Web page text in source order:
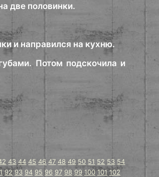
две половинки.
и направился на кухню.
Потом подскочила и
43 44 45 46 47 48 49 50 51 52 53 54
92 93 94 95 96 97 98 99 100 101 102